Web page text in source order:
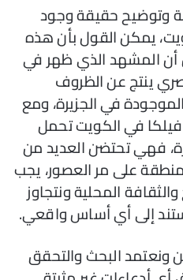
وتوضيح حقيقة وجود
يمكن القول بأن هذه
أن المشهد الذي ظهر في
ينتج عن الظروف
في الجزيرة، ومع
في الكويت تحمل
فهي تحتضن العديد من
على مر العصور، يجب
والثقافة المحلية ونتجاوز
إلى أي أساس واقعي.
ونعتمد البحث والتحقق